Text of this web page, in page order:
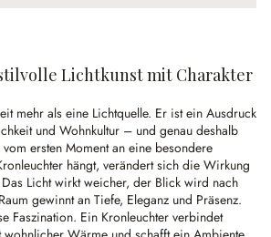
Lichtkunst mit Charakter
mehr als eine Lichtquelle. Er ist ein Ausdruck
und Wohnkultur – und genau deshalb
ersten Moment an eine besondere
hängt, verändert sich die Wirkung
Licht wirkt weicher, der Blick wird nach
gewinnt an Tiefe, Eleganz und Präsenz.
Faszination. Ein Kronleuchter verbindet